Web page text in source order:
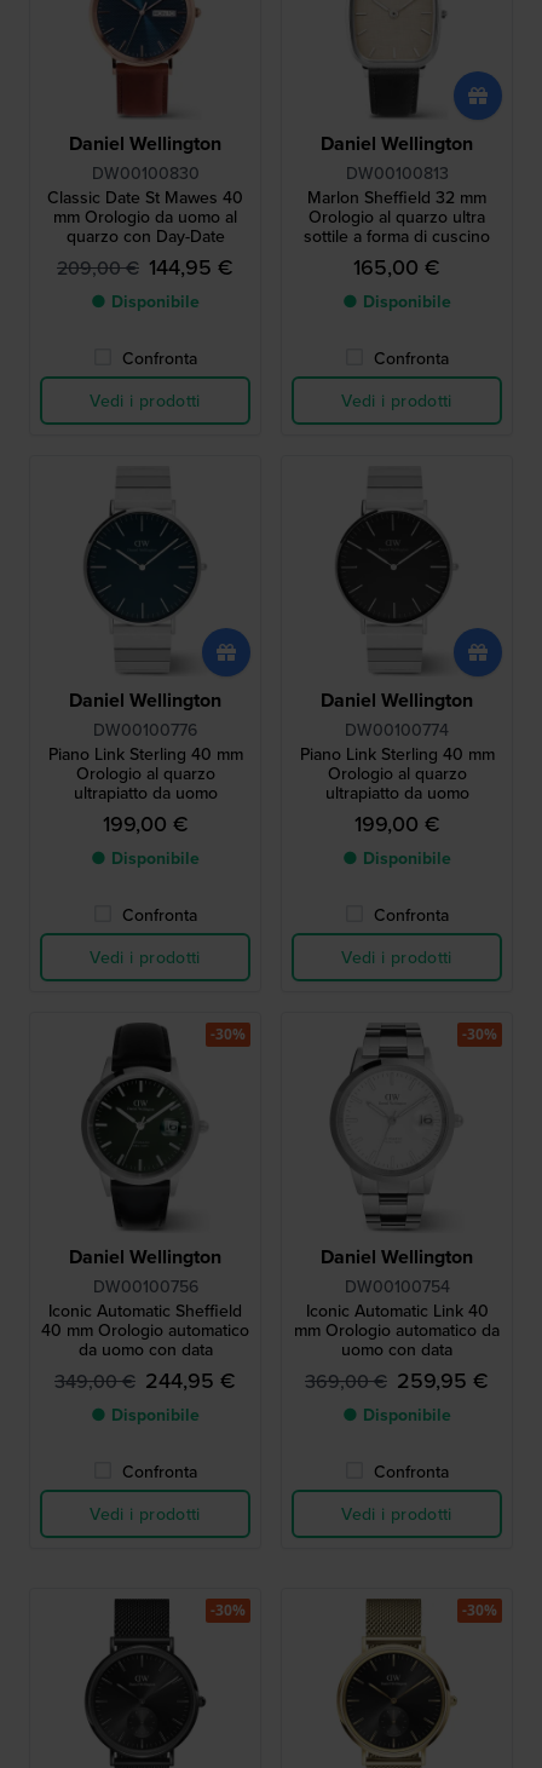
Daniel Wellington
DW00100830
Classic Date St Mawes 40
mm Orologio da uomo al
quarzo con Day-Date
209,00 € 144,95 €
● Disponibile
Confronta
Vedi i prodotti
Daniel Wellington
DW00100813
Marlon Sheffield 32 mm
Orologio al quarzo ultra
sottile a forma di cuscino
165,00 €
● Disponibile
Confronta
Vedi i prodotti
Daniel Wellington
DW00100776
Piano Link Sterling 40 mm
Orologio al quarzo
ultrapiatto da uomo
199,00 €
● Disponibile
Confronta
Vedi i prodotti
Daniel Wellington
DW00100774
Piano Link Sterling 40 mm
Orologio al quarzo
ultrapiatto da uomo
199,00 €
● Disponibile
Confronta
Vedi i prodotti
Daniel Wellington
DW00100756
Iconic Automatic Sheffield
40 mm Orologio automatico
da uomo con data
349,00 € 244,95 €
● Disponibile
Confronta
Vedi i prodotti
-30%
Daniel Wellington
DW00100754
Iconic Automatic Link 40
mm Orologio automatico da
uomo con data
369,00 € 259,95 €
● Disponibile
Confronta
Vedi i prodotti
-30%
-30% -30%